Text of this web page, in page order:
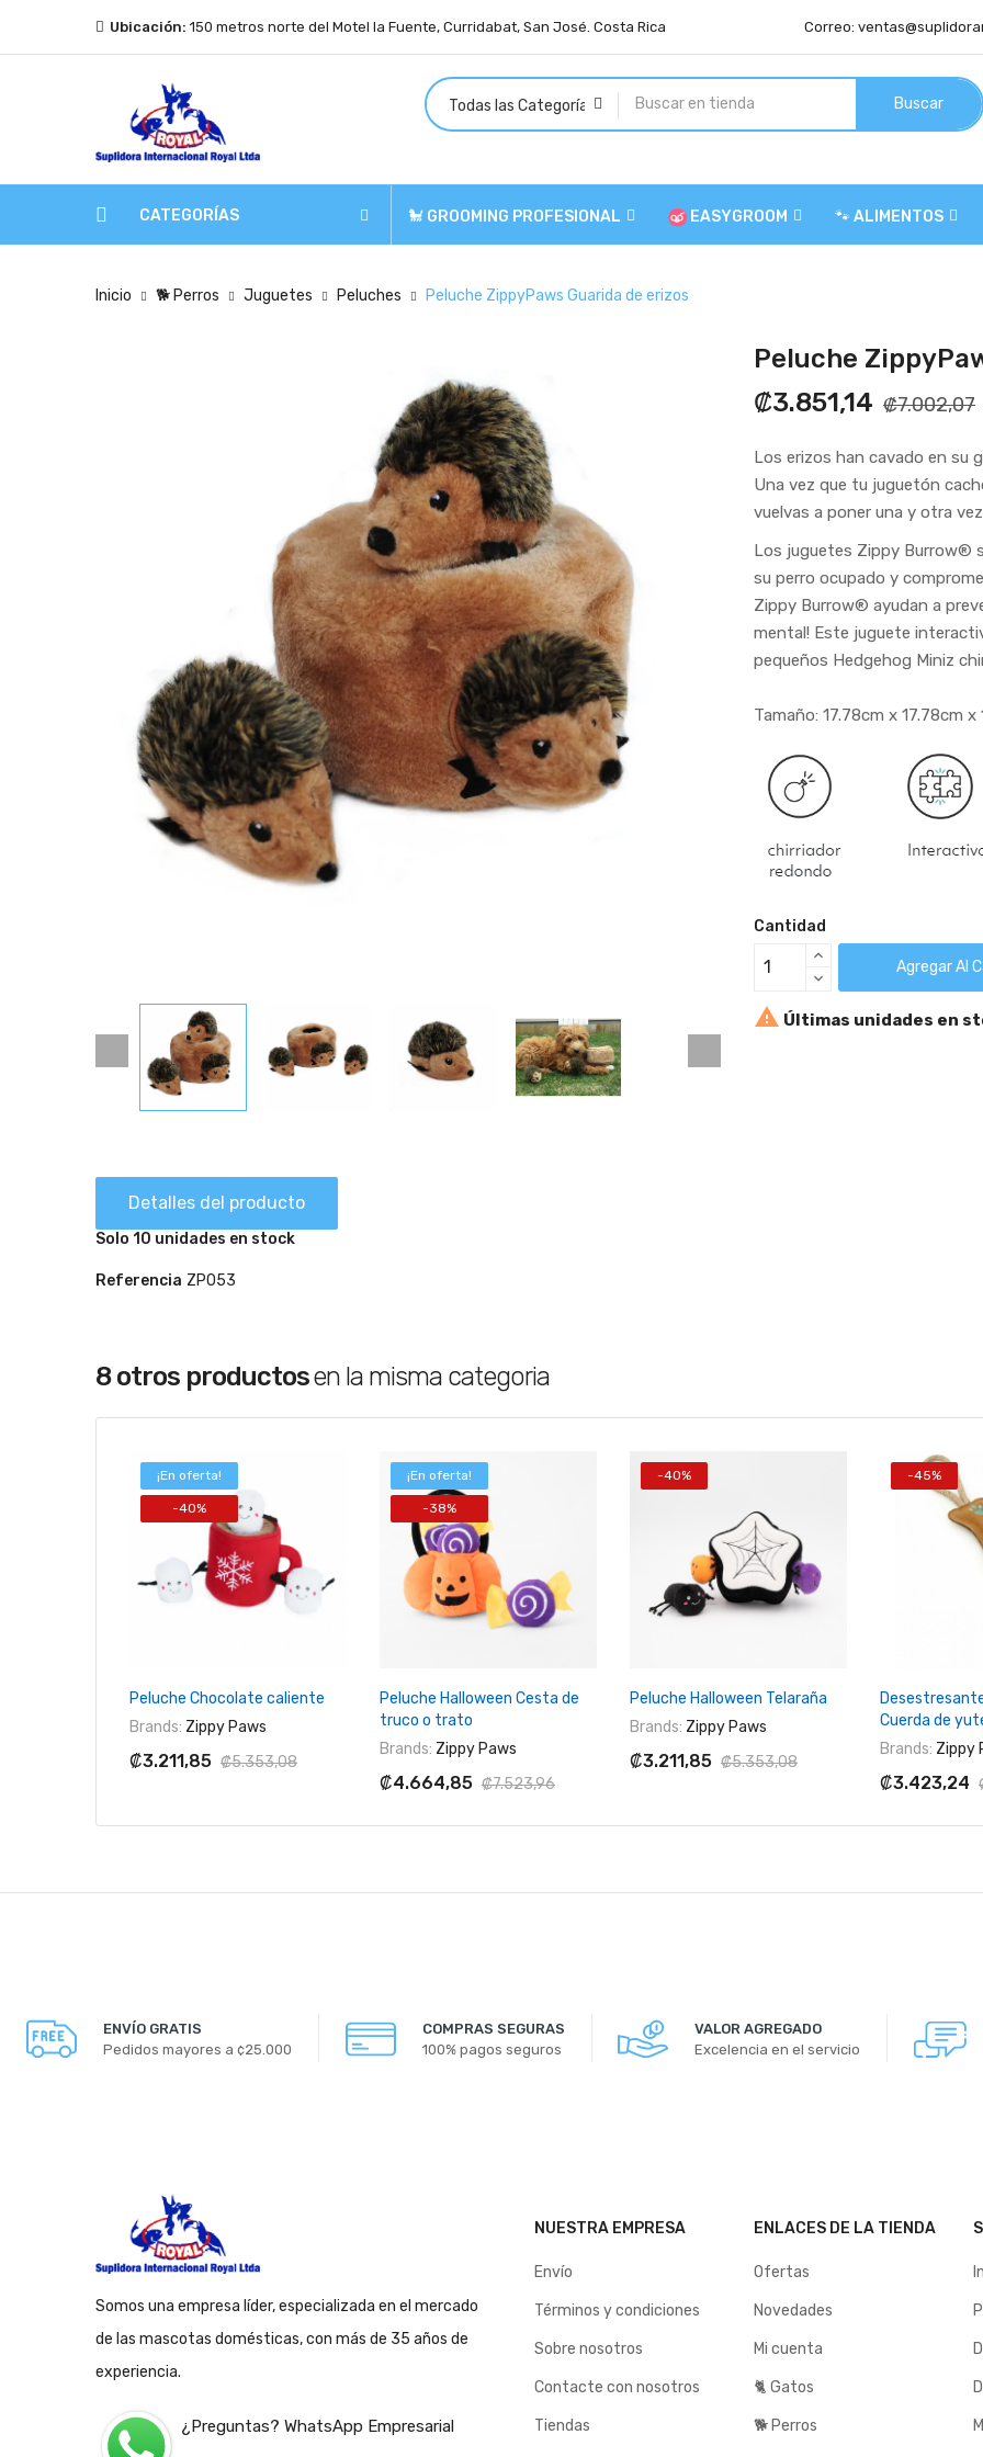
Ubicación: 150 metros norte del Motel la Fuente, Curridabat, San José. Costa Rica Correo:
Buscar
CATEGORÍAS 🐩 GROOMING PROFESIONAL EASYGROOM 🐾 ALIMENTOS
Inicio 🐕 Perros Juguetes Peluches Peluche ZippyPaws Guarida de erizos
Peluche
₡3.851,14 ₡7.002,07
Los erizos han cavado en su
Una vez que tu juguetón
vuelvas a poner una y otra
Los juguetes Zippy Burrow®
su perro ocupado y
Zippy Burrow® ayudan a
mental! Este juguete
pequeños Hedgehog Miniz
Tamaño: 17.78cm x 17.78cm x
Cantidad
Agregar Al
 Últimas unidades en
Detalles del producto
Solo 10 unidades en stock
Referencia ZP053
8 otros productosen la misma categoria
¡En oferta!
-40%
+ Agregar Al Carrito
Peluche Chocolate caliente
Brands: Zippy Paws
₡3.211,85 ₡5.353,08
¡En oferta!
-38%
+ Agregar Al Carrito
Peluche Halloween Cesta de
truco o trato
Brands: Zippy Paws
₡4.664,85 ₡7.523,96
-40%
+ Agregar Al Carrito
Peluche Halloween Telaraña
Brands: Zippy Paws
₡3.211,85 ₡5.353,08
-45%
+
Cuerda de
Brands: Zippy
₡3.423,24
ENVÍO GRATIS
Pedidos mayores a ¢25.000
COMPRAS SEGURAS
100% pagos seguros
VALOR AGREGADO
Excelencia en el servicio
Somos una empresa líder, especializada en el mercado
de las mascotas domésticas, con más de 35 años de
experiencia.
¿Preguntas? WhatsApp Empresarial
NUESTRA EMPRESA
Envío
Términos y condiciones
Sobre nosotros
Contacte con nosotros
Tiendas
ENLACES DE LA TIENDA
Ofertas
Novedades
Mi cuenta
🐈 Gatos
🐕 Perros